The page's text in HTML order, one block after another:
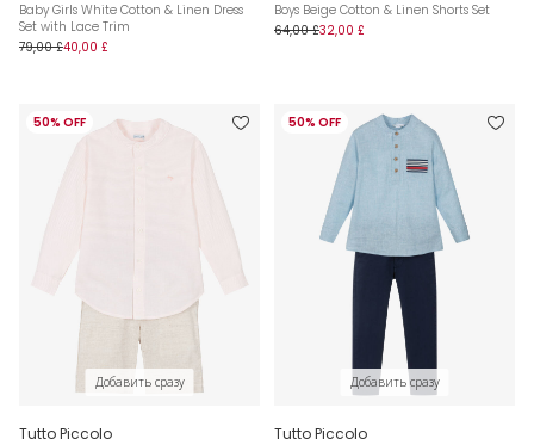
Baby Girls White Cotton & Linen Dress
Set with Lace Trim
79,00 £40,00 £
Boys Beige Cotton & Linen Shorts Set
64,00 £32,00 £
50% OFF
Добавить сразу
Tutto Piccolo
50% OFF
Добавить сразу
Tutto Piccolo